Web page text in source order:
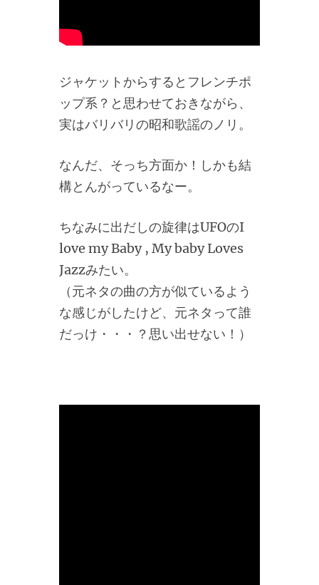
ジャケットからするとフレンチポ
ップ系？と思わせておきながら、
実はバリバリの昭和歌謡のノリ。
なんだ、そっち方面か！しかも結
構とんがっているなー。
ちなみに出だしの旋律はUFOのI
love my Baby , My baby Loves
Jazzみたい。
（元ネタの曲の方が似ているよう
な感じがしたけど、元ネタって誰
だっけ・・・？思い出せない！）